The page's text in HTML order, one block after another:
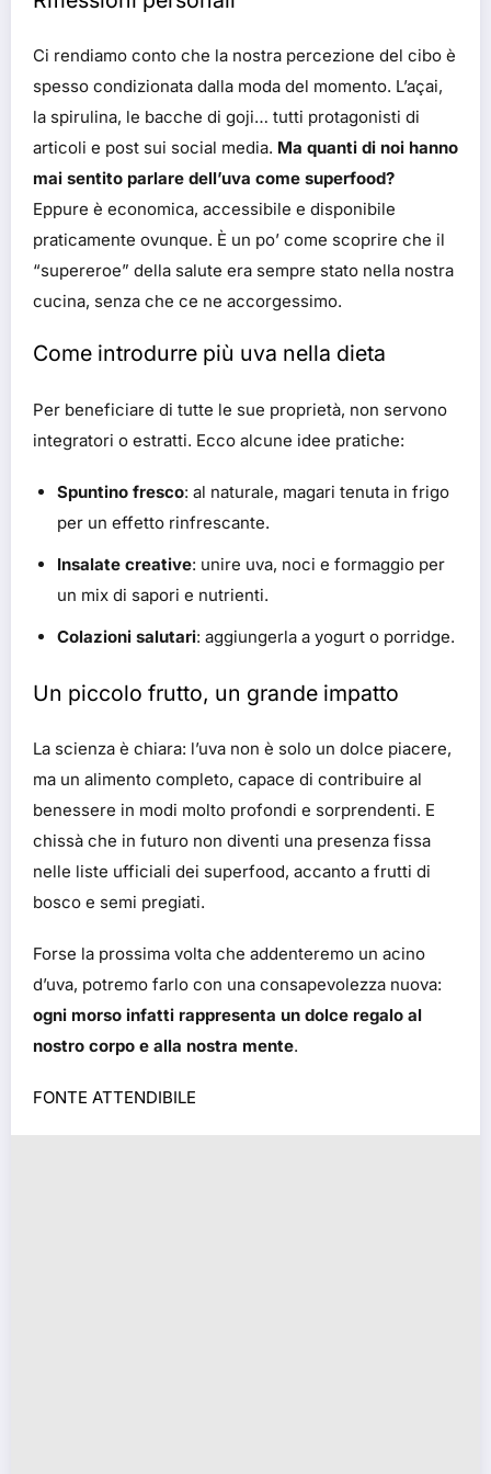
Ci rendiamo conto che la nostra percezione del cibo è
spesso condizionata dalla moda del momento. L’açai,
la spirulina, le bacche di goji… tutti protagonisti di
articoli e post sui social media. Ma quanti di noi hanno
mai sentito parlare dell’uva come superfood?
Eppure è economica, accessibile e disponibile
praticamente ovunque. È un po’ come scoprire che il
“supereroe” della salute era sempre stato nella nostra
cucina, senza che ce ne accorgessimo.
Come introdurre più uva nella dieta
Per beneficiare di tutte le sue proprietà, non servono
integratori o estratti. Ecco alcune idee pratiche:
Spuntino fresco: al naturale, magari tenuta in frigo
per un effetto rinfrescante.
Insalate creative: unire uva, noci e formaggio per
un mix di sapori e nutrienti.
Colazioni salutari: aggiungerla a yogurt o porridge.
Un piccolo frutto, un grande impatto
La scienza è chiara: l’uva non è solo un dolce piacere,
ma un alimento completo, capace di contribuire al
benessere in modi molto profondi e sorprendenti. E
chissà che in futuro non diventi una presenza fissa
nelle liste ufficiali dei superfood, accanto a frutti di
bosco e semi pregiati.
Forse la prossima volta che addenteremo un acino
d’uva, potremo farlo con una consapevolezza nuova:
ogni morso infatti rappresenta un dolce regalo al
nostro corpo e alla nostra mente.
FONTE ATTENDIBILE